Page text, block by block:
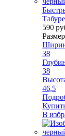
590
38
38
46,5
В